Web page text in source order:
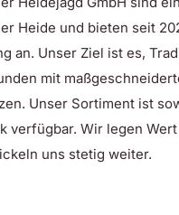
Leder verstärkt,
So haben Sie immer
wenn Sie sie am
und einem
hervorragende
Heide und bieten seit
an. Unser Ziel ist es,
mit
Unser Sortiment ist
verfügbar. Wir legen
uns stetig weiter.